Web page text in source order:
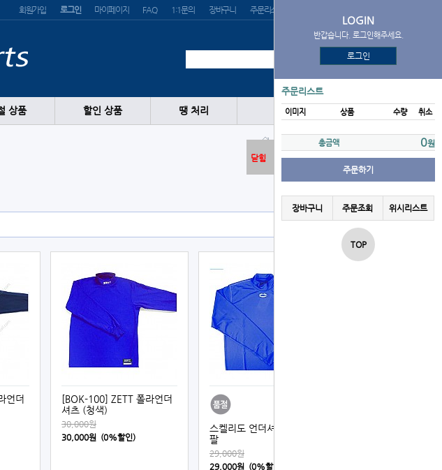
회원가입 로그인 마이페이지 FAQ 1:1문의 장바구니 주문리스트
상품 할인 상품 땡 처리
일반언더
LOGIN
반갑습니다. 로그인해주세요.
로그인
주문리스트
이미지 상품 수량 취소
총금액 0원
주문하기
장바구니 주문조회 위시리스트
TOP
닫힘
언더
[BOK-100] ZETT 폴라언더
셔츠 (청색)
30,000원
30,000원 (0%할인)
스켈리도 언더셔츠 (청색) 긴
팔
29,000원
29,000원 (0%할인)